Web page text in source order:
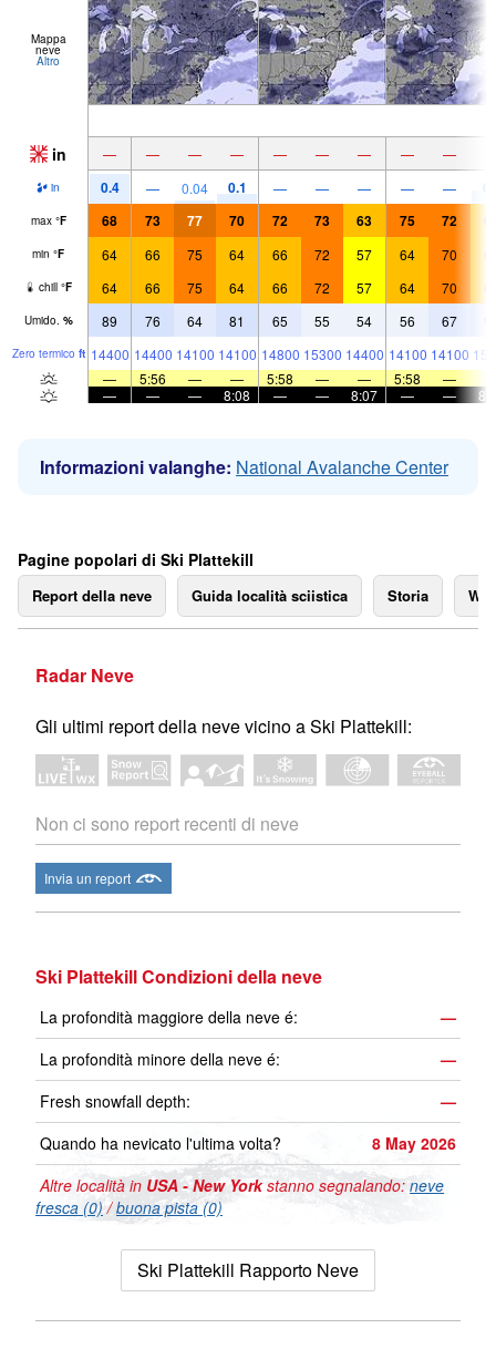
Mappa
neve
Altro
in — — — — — — — — —
in 0.4 — 0.04 0.1 — — — — —
max °F 68 73 77 70 72 73 63 75 72
min °F 64 66 75 64 66 72 57 64 70
chill °F 64 66 75 64 66 72 57 64 70
Umido. % 89 76 64 81 65 55 54 56 67
Zero termico ft 14400 14400 14100 14100 14800 15300 14400 14100 14100
—
5:56 — — 5:58 — — 5:58 —
—
— — 8:08 — — 8:07 — —
Informazioni valanghe: National Avalanche Center
Pagine popolari di Ski Plattekill
Report della neve Guida località sciistica Storia
Radar Neve
Gli ultimi report della neve vicino a Ski Plattekill:
Non ci sono report recenti di neve
Invia un report
Ski Plattekill Condizioni della neve
La profondità maggiore della neve é:
—
La profondità minore della neve é:
—
Fresh snowfall depth:
—
Quando ha nevicato l'ultima volta?
8 May 2026
Altre località in USA - New Yorkstanno segnalando: neve
fresca (0)/buona pista (0)
Ski Plattekill Rapporto Neve